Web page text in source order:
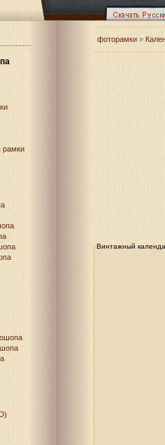
рамки
фоторамки »
Винтажный